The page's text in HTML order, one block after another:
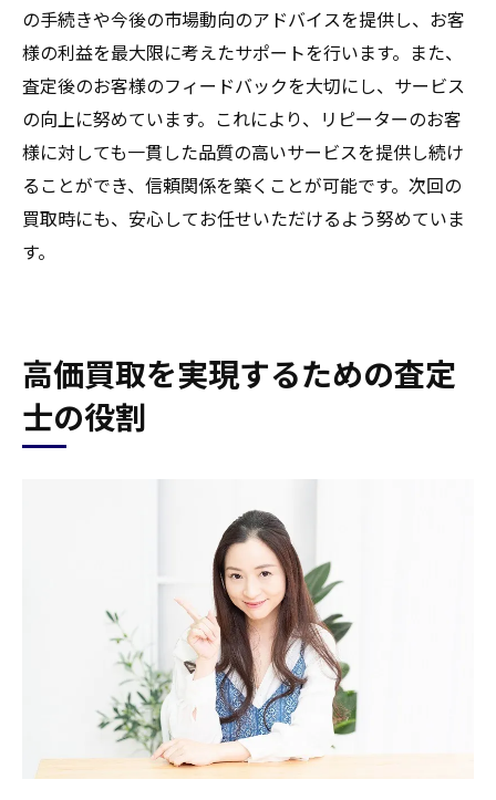
の手続きや今後の市場動向のアドバイスを提供し、お客
様の利益を最大限に考えたサポートを行います。また、
査定後のお客様のフィードバックを大切にし、サービス
の向上に努めています。これにより、リピーターのお客
様に対しても一貫した品質の高いサービスを提供し続け
ることができ、信頼関係を築くことが可能です。次回の
買取時にも、安心してお任せいただけるよう努めていま
す。
高価買取を実現するための査定
士の役割